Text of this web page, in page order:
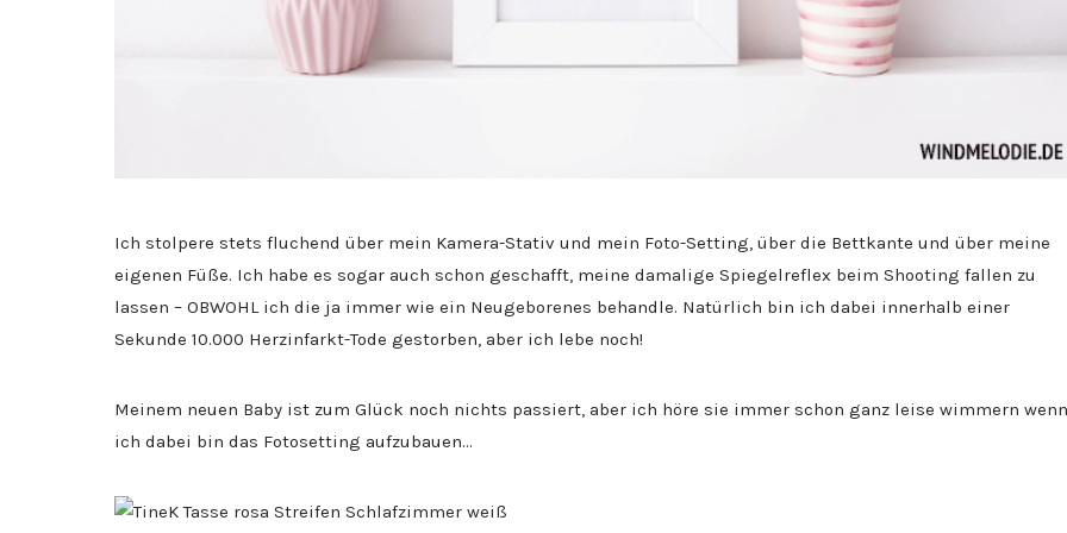
Ich stolpere stets fluchend über mein Kamera-Stativ und mein Foto-Setting, über die Bettkante und über meine
eigenen Füße. Ich habe es sogar auch schon geschafft, meine damalige Spiegelreflex beim Shooting fallen zu
lassen – OBWOHL ich die ja immer wie ein Neugeborenes behandle. Natürlich bin ich dabei innerhalb einer
Sekunde 10.000 Herzinfarkt-Tode gestorben, aber ich lebe noch!
Meinem neuen Baby ist zum Glück noch nichts passiert, aber ich höre sie immer schon ganz leise wimmern wenn
ich dabei bin das Fotosetting aufzubauen…